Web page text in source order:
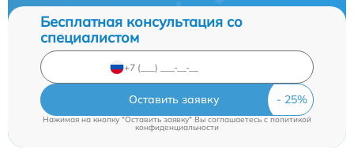
Бесплатная консультация со
специалистом
Оставить заявку
Нажимая на кнопку "Оставить заявку" Вы соглашаетесь c политикой
конфиденциальности